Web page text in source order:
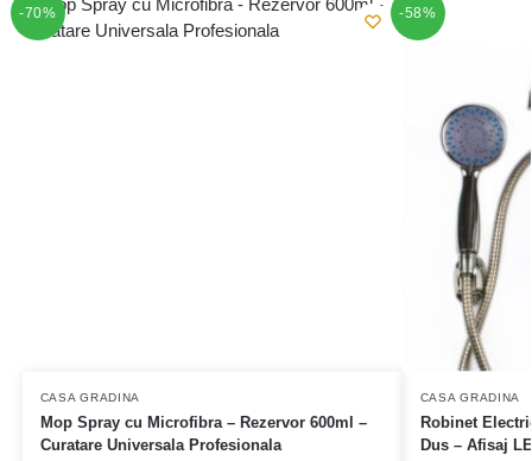
-70%
CASA GRADINA
Mop Spray cu Microfibra – Rezervor 600ml –
Curatare Universala Profesionala
-58%
CASA GRADINA
Robinet
Dus – Afisaj